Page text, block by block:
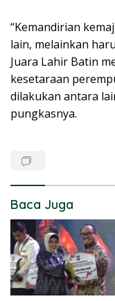
“Kemandirian
lain, melainkan
Juara Lahir Batin
kesetaraan
dilakukan antara
pungkasnya.
Baca Juga